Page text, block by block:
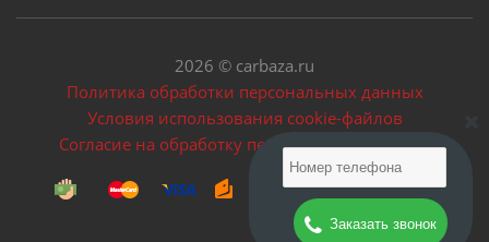
Заказать звонок
2026 © carbaza.ru
Политика обработки персональных данных
Условия использования cookie-файлов
Согласие на обработку персональных данных